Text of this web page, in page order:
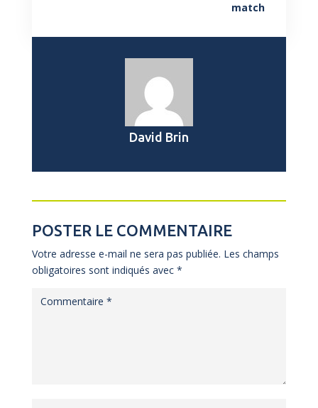
match
David Brin
POSTER LE COMMENTAIRE
Votre adresse e-mail ne sera pas publiée. Les champs
obligatoires sont indiqués avec *